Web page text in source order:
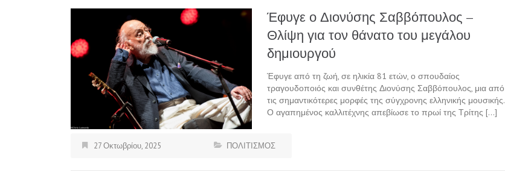
Έφυγε ο Διονύσης Σαββόπουλος –
Θλίψη για τον θάνατο του μεγάλου
δημιουργού
Έφυγε από τη ζωή, σε ηλικία 81 ετών, ο σπουδαίος
τραγουδοποιός και συνθέτης Διονύσης Σαββόπουλος, μια από
τις σημαντικότερες μορφές της σύγχρονης ελληνικής μουσικής.
Ο αγαπημένος καλλιτέχνης απεβίωσε το πρωί της Τρίτης […]
27 Οκτωβρίου, 2025 ΠΟΛΙΤΙΣΜΟΣ